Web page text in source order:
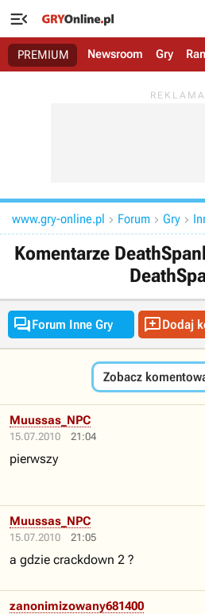

PREMIUM Newsroom Gry
www.gry-online.pl  Forum  Gry 
Komentarze
Forum Inne Gry Dodaj
Zobacz
15.07.2010 21:04
Muussas_NPC
pierwszy
15.07.2010 21:05
Muussas_NPC
a gdzie crackdown 2 ?
zanonimizowany681400